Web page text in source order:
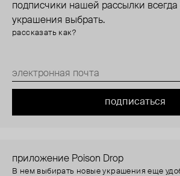
подписчики нашей рассылки всегда
украшения выбрать.
рассказать как?
подписаться
приложение Poison Drop
В нем выбирать новые украшения еще